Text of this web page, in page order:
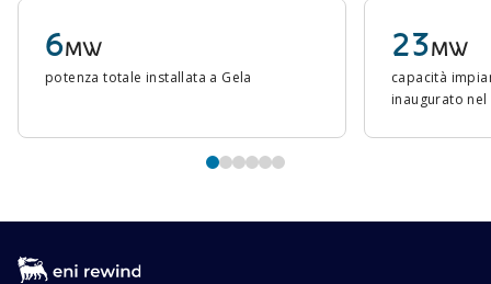
6MW
potenza totale installata a Gela
23MW
capacità
inaugurato nel